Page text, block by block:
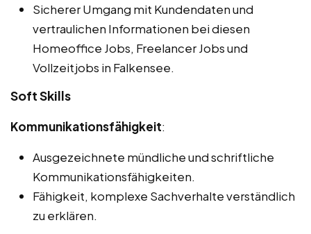
Sicherer Umgang mit Kundendaten und
vertraulichen Informationen bei diesen
Homeoffice Jobs, Freelancer Jobs und
Vollzeitjobs in Falkensee.
Soft Skills
Kommunikationsfähigkeit:
Ausgezeichnete mündliche und schriftliche
Kommunikationsfähigkeiten.
Fähigkeit, komplexe Sachverhalte verständlich
zu erklären.